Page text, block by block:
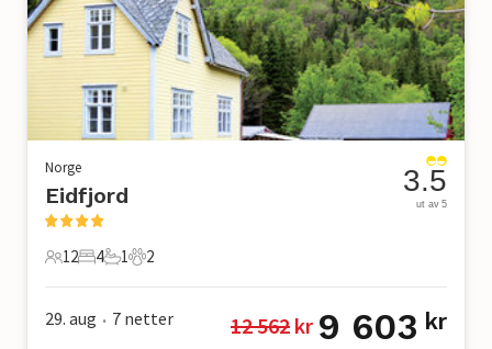
Norge
Eidfjord
12 Gjester
12
4 Soverom
4
1 Bad
1
2 Kjæledyr
2
3.5
ut av 5
29. aug • 7 netter 12 562 kr 9 603 kr